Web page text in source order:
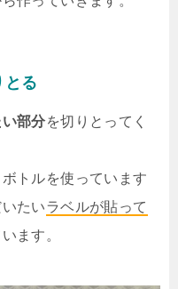
る
部分を切りとってく
トルを使っています
たいラベルが貼って
ます。